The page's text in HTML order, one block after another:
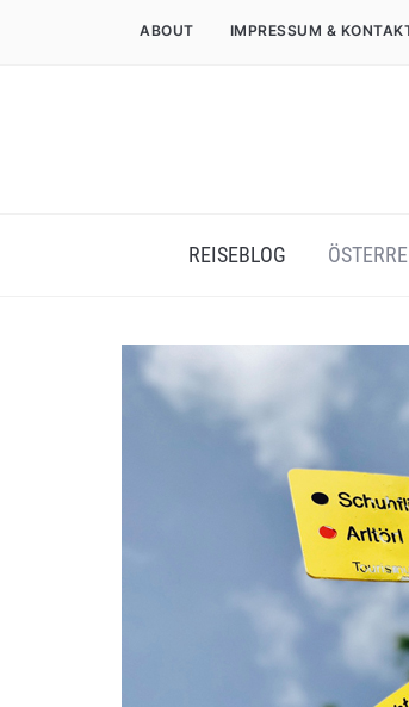
ABOUT IMPRESSUM &
REISEBLOG